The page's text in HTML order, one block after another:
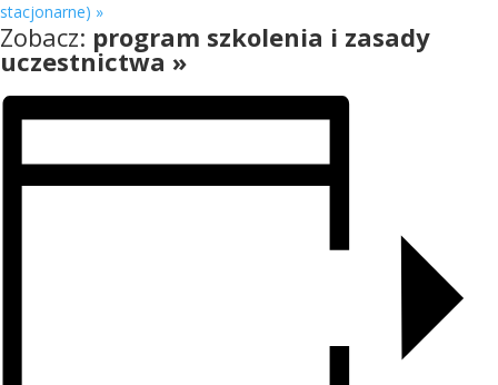
stacjonarne) »
Zobacz: program szkolenia i zasady
uczestnictwa »